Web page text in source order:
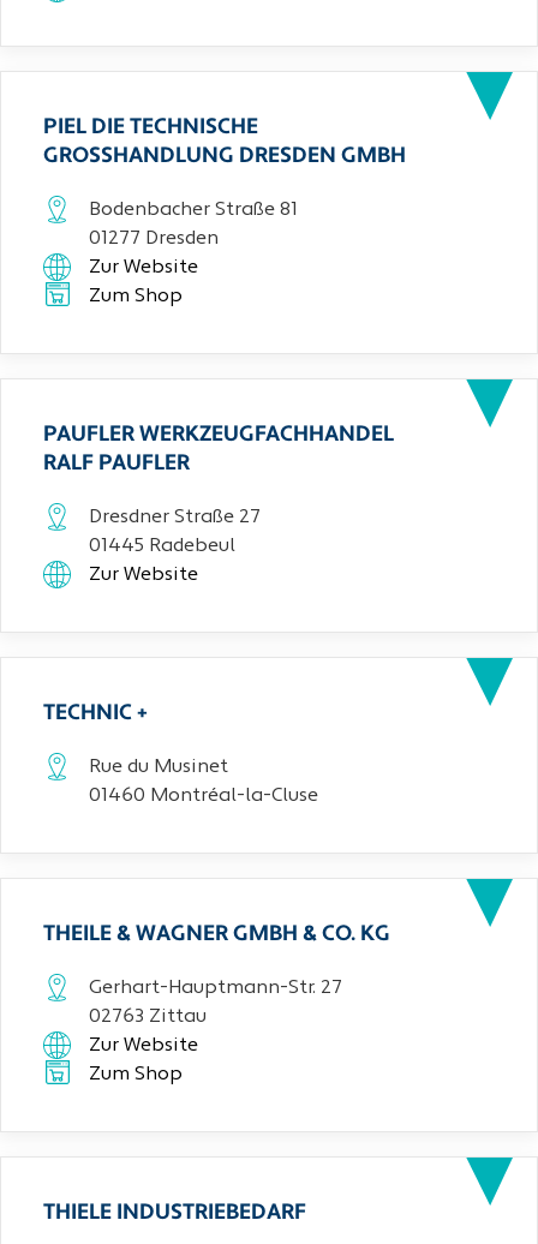
PIEL DIE TECHNISCHE
GROSSHANDLUNG DRESDEN GMBH
Bodenbacher Straße 81
01277 Dresden
Zur Website
Zum Shop
PAUFLER WERKZEUGFACHHANDEL
RALF PAUFLER
Dresdner Straße 27
01445 Radebeul
Zur Website
TECHNIC +
Rue du Musinet
01460 Montréal-la-Cluse
THEILE & WAGNER GMBH & CO. KG
Gerhart-Hauptmann-Str. 27
02763 Zittau
Zur Website
Zum Shop
THIELE INDUSTRIEBEDARF